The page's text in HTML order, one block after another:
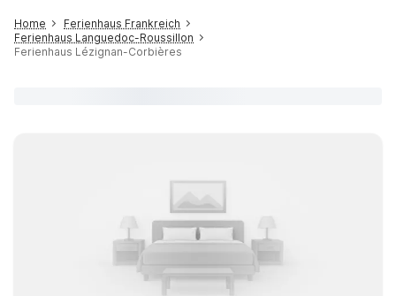
Home
Ferienhaus Frankreich
Ferienhaus Languedoc-Roussillon
Ferienhaus Lézignan-Corbières